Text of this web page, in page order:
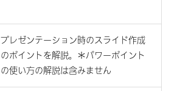
プレゼンテーション時のスライド作成
のポイントを解説。＊パワーポイント
の使い方の解説は含みません